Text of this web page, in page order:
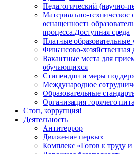
Педагогический (научно-
Материально-техническое
оснащенность
процесса.Доступная среда
Платные образовательные
Финансово-хозяйственная
Вакантные места для
обучающихся
Стипендии и меры
Международное
Образовательные
Организация горячего
Стоп, коррупция!
Деятельность
Антитеррор
Движение первых
Комплекс «Готов к труду